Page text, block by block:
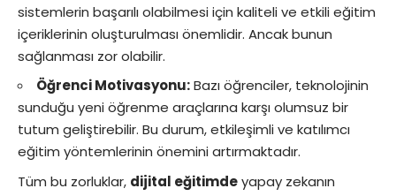
sistemlerin başarılı olabilmesi için kaliteli ve etkili eğitim
içeriklerinin oluşturulması önemlidir. Ancak bunun
sağlanması zor olabilir.
Öğrenci Motivasyonu:Bazı öğrenciler, teknolojinin
sunduğu yeni öğrenme araçlarına karşı olumsuz bir
tutum geliştirebilir. Bu durum, etkileşimli ve katılımcı
eğitim yöntemlerinin önemini artırmaktadır.
Tüm bu zorluklar, dijital eğitimdeyapay zekanın